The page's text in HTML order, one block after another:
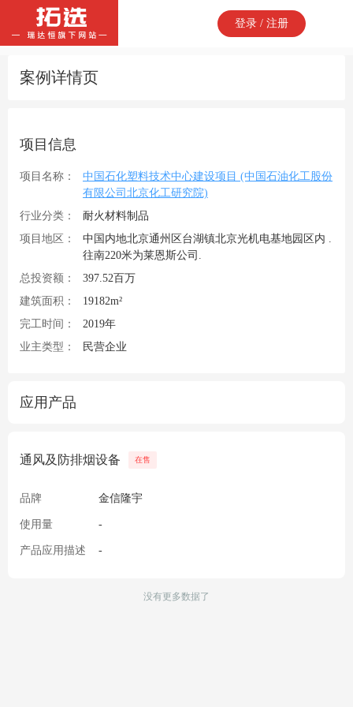
登录 / 注册
案例详情页
项目信息
项目名称：
中国石化塑料技术中心建设项目 (中国石油化工股份
有限公司北京化工研究院)
行业分类：
耐火材料制品
项目地区：
中国内地北京通州区台湖镇北京光机电基地园区内 .
往南220米为莱恩斯公司.
总投资额：
397.52百万
建筑面积：
19182m²
完工时间：
2019年
业主类型：
民营企业
应用产品
通风及防排烟设备 在售
品牌 金信隆宇
使用量 -
产品应用描述 -
没有更多数据了